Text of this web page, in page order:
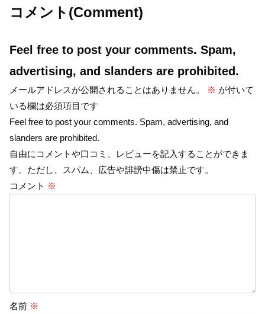
コメント(Comment)
Feel free to post your comments. Spam,
advertising, and slanders are prohibited.
メールアドレスが公開されることはありません。 ※ が付いて
いる欄は必須項目です
Feel free to post your comments. Spam, advertising, and
slanders are prohibited.
自由にコメントや口コミ、レビューを記入することができま
す。ただし、スパム、広告や誹謗中傷は禁止です。
コメント ※
名前 ※